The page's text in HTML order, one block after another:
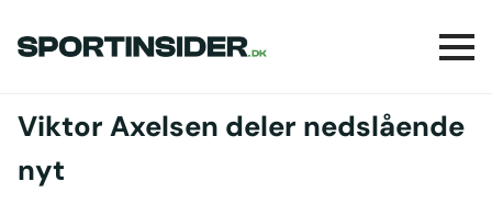
Viktor Axelsen deler nedslående
nyt